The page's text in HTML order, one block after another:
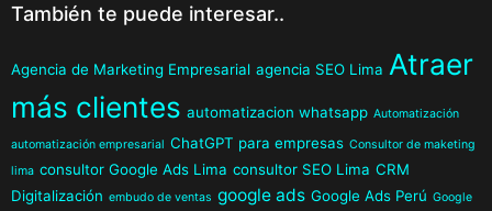
También te puede interesar..
Agencia de Marketing Empresarial agencia SEO Lima Atraer
más clientes automatizacion whatsapp Automatización
automatización empresarial ChatGPT para empresas Consultor de maketing
lima consultor Google Ads Lima consultor SEO Lima CRM
Digitalización embudo de ventas google ads Google Ads Perú Google